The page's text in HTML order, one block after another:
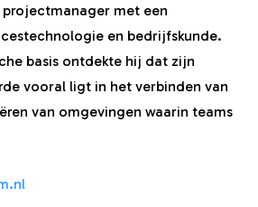
met een
en bedrijfskunde.
basis ontdekte hij dat zijn
vooral ligt in het verbinden van
van omgevingen waarin teams